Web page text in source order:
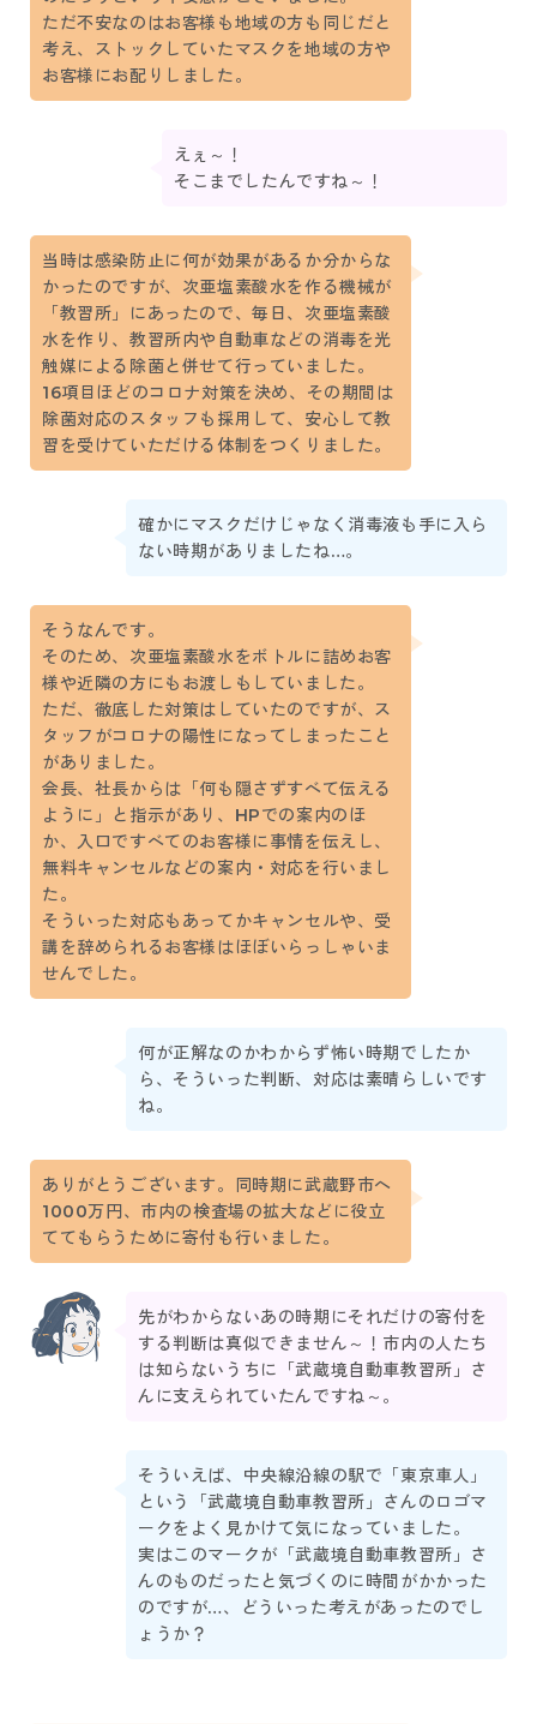
ただ不安なのはお客様も地域の方も同じだと
考え、ストックしていたマスクを地域の方や
お客様にお配りしました。
えぇ～！
そこまでしたんですね～！
当時は感染防止に何が効果があるか分からな
かったのですが、次亜塩素酸水を作る機械が
「教習所」にあったので、毎日、次亜塩素酸
水を作り、教習所内や自動車などの消毒を光
触媒による除菌と併せて行っていました。
16項目ほどのコロナ対策を決め、その期間は
除菌対応のスタッフも採用して、安心して教
習を受けていただける体制をつくりました。
確かにマスクだけじゃなく消毒液も手に入ら
ない時期がありましたね…。
そうなんです。
そのため、次亜塩素酸水をボトルに詰めお客
様や近隣の方にもお渡しもしていました。
ただ、徹底した対策はしていたのですが、ス
タッフがコロナの陽性になってしまったこと
がありました。
会長、社長からは「何も隠さずすべて伝える
ように」と指示があり、HPでの案内のほ
か、入口ですべてのお客様に事情を伝えし、
無料キャンセルなどの案内・対応を行いまし
た。
そういった対応もあってかキャンセルや、受
講を辞められるお客様はほぼいらっしゃいま
せんでした。
何が正解なのかわからず怖い時期でしたか
ら、そういった判断、対応は素晴らしいです
ね。
ありがとうございます。同時期に武蔵野市へ
1000万円、市内の検査場の拡大などに役立
ててもらうために寄付も行いました。
先がわからないあの時期にそれだけの寄付を
する判断は真似できません～！市内の人たち
は知らないうちに「武蔵境自動車教習所」さ
んに支えられていたんですね～。
そういえば、中央線沿線の駅で「東京車人」
という「武蔵境自動車教習所」さんのロゴマ
ークをよく見かけて気になっていました。
実はこのマークが「武蔵境自動車教習所」さ
んのものだったと気づくのに時間がかかった
のですが…、どういった考えがあったのでし
ょうか？